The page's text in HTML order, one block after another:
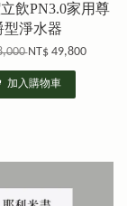
飲PN3.0家用尊
型淨水器
NT$ 49,800
加入購物車